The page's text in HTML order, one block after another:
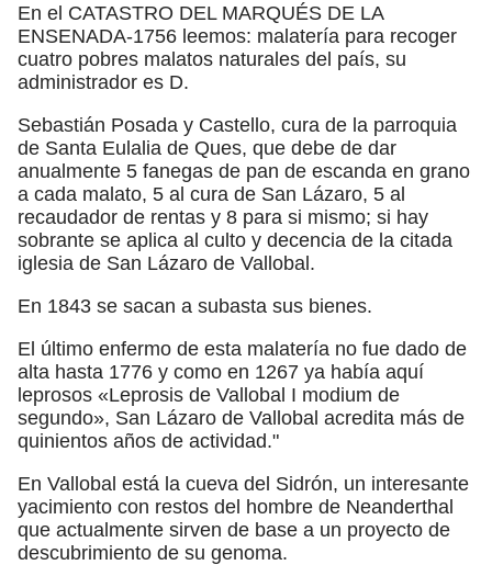
En el CATASTRO DEL MARQUÉS DE LA
ENSENADA-1756 leemos: malatería para recoger
cuatro pobres malatos naturales del país, su
administrador es D.
Sebastián Posada y Castello, cura de la parroquia
de Santa Eulalia de Ques, que debe de dar
anualmente 5 fanegas de pan de escanda en grano
a cada malato, 5 al cura de San Lázaro, 5 al
recaudador de rentas y 8 para si mismo; si hay
sobrante se aplica al culto y decencia de la citada
iglesia de San Lázaro de Vallobal.
En 1843 se sacan a subasta sus bienes.
El último enfermo de esta malatería no fue dado de
alta hasta 1776 y como en 1267 ya había aquí
leprosos «Leprosis de Vallobal I modium de
segundo», San Lázaro de Vallobal acredita más de
quinientos años de actividad."
En Vallobal está la cueva del Sidrón, un interesante
yacimiento con restos del hombre de Neanderthal
que actualmente sirven de base a un proyecto de
descubrimiento de su genoma.